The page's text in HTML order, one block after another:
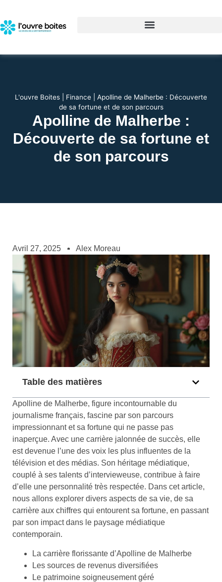
L'ouvre Boites Finance
Apolline de Malherbe : Découverte
de sa fortune et de son parcours
Apolline de Malherbe :
Découverte de sa fortune et
de son parcours
Avril 27, 2025 Alex Moreau
Table des matières
Apolline de Malherbe, figure incontournable du
journalisme français, fascine par son parcours
impressionnant et sa fortune qui ne passe pas
inaperçue. Avec une carrière jalonnée de succès, elle
est devenue l’une des voix les plus influentes de la
télévision et des médias. Son héritage médiatique,
couplé à ses talents d’intervieweuse, contribue à faire
d’elle une personnalité très respectée. Dans cet article,
nous allons explorer divers aspects de sa vie, de sa
carrière aux chiffres qui entourent sa fortune, en passant
par son impact dans le paysage médiatique
contemporain.
La carrière florissante d’Apolline de Malherbe
Les sources de revenus diversifiées
Le patrimoine soigneusement géré